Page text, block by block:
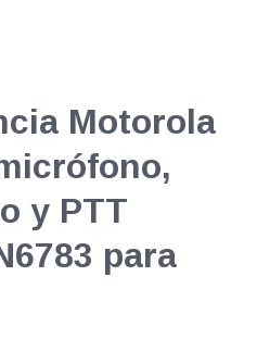
Motorola
y PTT
para